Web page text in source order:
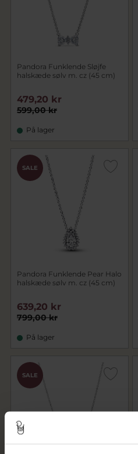
Pandora Funklende Sløjfe
halskæde sølv m. cz (45 cm)
599,00 kr
479,20 kr
På lager
SALE
Pandora Funklende Pear Halo
halskæde sølv m. cz (45 cm)
799,00 kr
639,20 kr
På lager
SALE